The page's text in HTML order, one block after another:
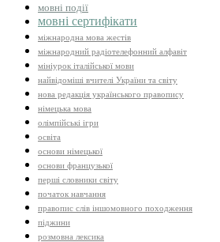
мовні події
мовні сертифікати
міжнародна мова жестів
міжнародний радіотелефонний алфавіт
мініурок італійської мови
найвідоміші вчителі України та світу
нова редакція українського правопису
німецька мова
олімпійські ігри
освіта
основи німецької
основи французької
перші словники світу
початок навчання
правопис слів іншомовного походження
піджини
розмовна лексика